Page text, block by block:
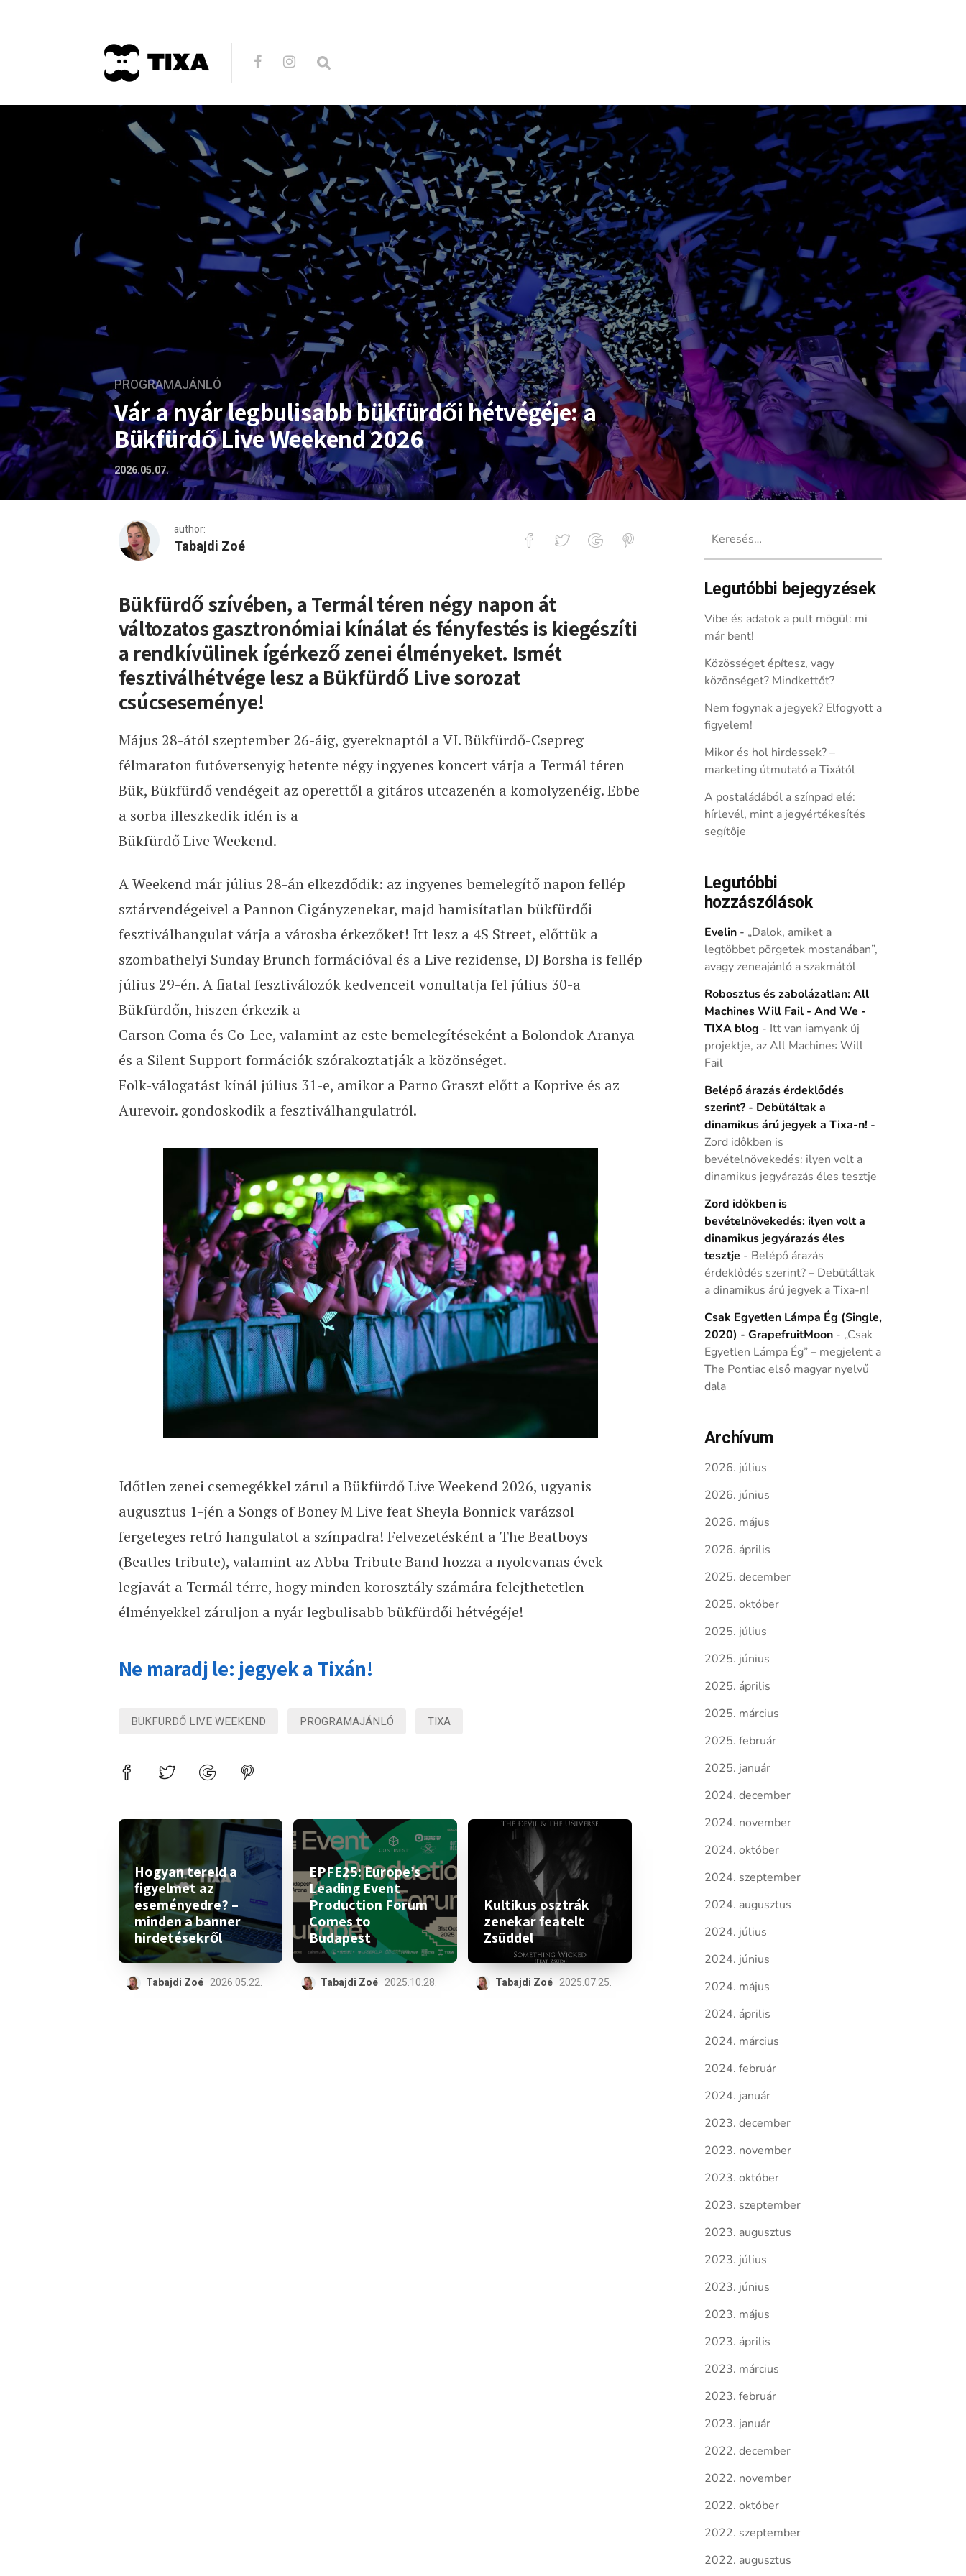
PROGRAMAJÁNLÓ
Vár a nyár legbulisabb bükfürdői hétvégéje: a
Bükfürdő Live Weekend 2026
2026.05.07.
author:
Tabajdi Zoé
Vár a nyár legbulisabb bükfürdői hétvégéje: a Bükfürdő Live Weekend 2026
Bükfürdő szívében, a Termál téren négy napon át
változatos gasztronómiai kínálat és fényfestés is kiegészíti
a rendkívülinek ígérkező zenei élményeket. Ismét
fesztiválhétvége lesz a Bükfürdő Live sorozat
csúcseseménye!
Május 28-ától szeptember 26-áig, gyereknaptól a VI. Bükfürdő-Csepreg
félmaraton futóversenyig hetente négy ingyenes koncert várja a Termál téren
Bük, Bükfürdő vendégeit az operettől a gitáros utcazenén a komolyzenéig. Ebbe
a sorba illeszkedik idén is a
Bükfürdő Live Weekend.
A Weekend már július 28-án elkezdődik: az ingyenes bemelegítő napon fellép
sztárvendégeivel a Pannon Cigányzenekar, majd hamisítatlan bükfürdői
fesztiválhangulat várja a városba érkezőket! Itt lesz a 4S Street, előttük a
szombathelyi Sunday Brunch formációval és a Live rezidense, DJ Borsha is fellép
július 29-én. A fiatal fesztiválozók kedvenceit vonultatja fel július 30-a
Bükfürdőn, hiszen érkezik a
Carson Coma és Co-Lee, valamint az este bemelegítéseként a Bolondok Aranya
és a Silent Support formációk szórakoztatják a közönséget.
Folk-válogatást kínál július 31-e, amikor a Parno Graszt előtt a Koprive és az
Aurevoir. gondoskodik a fesztiválhangulatról.
Időtlen zenei csemegékkel zárul a Bükfürdő Live Weekend 2026, ugyanis
augusztus 1-jén a Songs of Boney M Live feat Sheyla Bonnick varázsol
fergeteges retró hangulatot a színpadra! Felvezetésként a The Beatboys
(Beatles tribute), valamint az Abba Tribute Band hozza a nyolcvanas évek
legjavát a Termál térre, hogy minden korosztály számára felejthetetlen
élményekkel záruljon a nyár legbulisabb bükfürdői hétvégéje!
Ne maradj le: jegyek a Tixán!
BÜKFÜRDŐ LIVE WEEKEND PROGRAMAJÁNLÓ TIXA
Hogyan tereld a
figyelmet az
eseményedre? –
minden a banner
hirdetésekről
Tabajdi Zoé 2026.05.22.
EPFE25: Europe’s
Leading Event
Production Forum
Comes to
Budapest
Tabajdi Zoé 2025.10.28.
Kultikus osztrák
zenekar featelt
Zsüddel
Tabajdi Zoé 2025.07.25.
Legutóbbi bejegyzések
Vibe és adatok a pult mögül: mi
már bent!
Közösséget építesz, vagy
közönséget? Mindkettőt?
Nem fogynak a jegyek? Elfogyott a
figyelem!
Mikor és hol hirdessek? –
marketing útmutató a Tixától
A postaládából a színpad elé:
hírlevél, mint a jegyértékesítés
segítője
Legutóbbi
hozzászólások
Evelin- „Dalok, amiket a
legtöbbet pörgetek mostanában”,
avagy zeneajánló a szakmától
Robosztus és zabolázatlan: All
Machines Will Fail - And We -
TIXA blog - Itt van iamyank új
projektje, az All Machines Will
Fail
Belépő árazás érdeklődés
szerint? - Debütáltak a
dinamikus árú jegyek a Tixa-n! -
Zord időkben is
bevételnövekedés: ilyen volt a
dinamikus jegyárazás éles tesztje
Zord időkben is
bevételnövekedés: ilyen volt a
dinamikus jegyárazás éles
tesztje - Belépő árazás
érdeklődés szerint? – Debütáltak
a dinamikus árú jegyek a Tixa-n!
Csak Egyetlen Lámpa Ég (Single,
2020) - GrapefruitMoon- „Csak
Egyetlen Lámpa Ég” – megjelent a
The Pontiac első magyar nyelvű
dala
Archívum
2026. július
2026. június
2026. május
2026. április
2025. december
2025. október
2025. július
2025. június
2025. április
2025. március
2025. február
2025. január
2024. december
2024. november
2024. október
2024. szeptember
2024. augusztus
2024. július
2024. június
2024. május
2024. április
2024. március
2024. február
2024. január
2023. december
2023. november
2023. október
2023. szeptember
2023. augusztus
2023. július
2023. június
2023. május
2023. április
2023. március
2023. február
2023. január
2022. december
2022. november
2022. október
2022. szeptember
2022. augusztus